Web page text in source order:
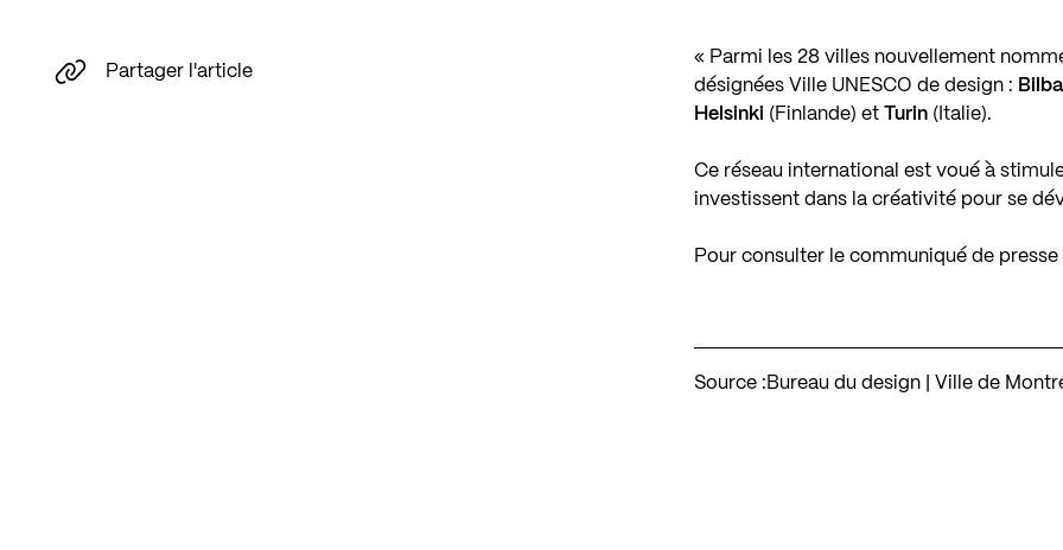
« Parmi les 28 villes nouvellement
désignées Ville UNESCO de design :
Helsinki (Finlande) et Turin (Italie).
Ce réseau international est voué à
investissent dans la créativité pour se
Pour consulter le communiqué de presse
Source : Bureau du design | Ville de
Partager l'article